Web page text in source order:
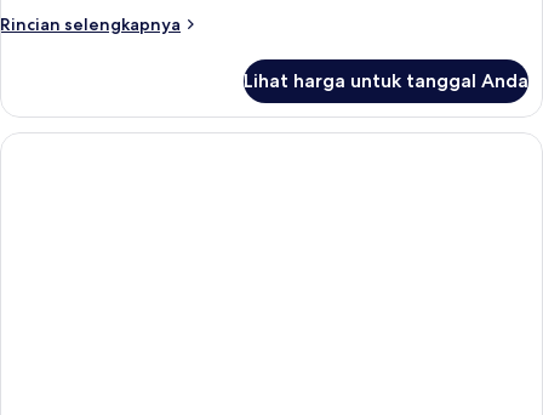
Bebas
pemandangan
taman
Rincian selengkapnya
Rincian
Kamar
Superior,
2
Lihat harga untuk tanggal Anda